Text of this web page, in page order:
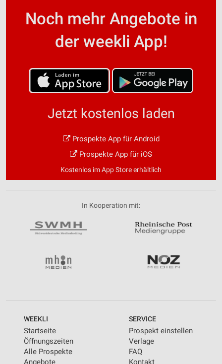
Noch mehr Angebote in
der weekli App!
Jetzt kostenlos laden
Prospekte App für Android
Prospekte App für iOS
Kostenlos im App Store erhältlich
In Kooperation mit:
WEEKLI
Startseite
Öffnungszeiten
Alle Prospekte
Angebote
SERVICE
Prospekt einstellen
Verlage
FAQ
Kontakt